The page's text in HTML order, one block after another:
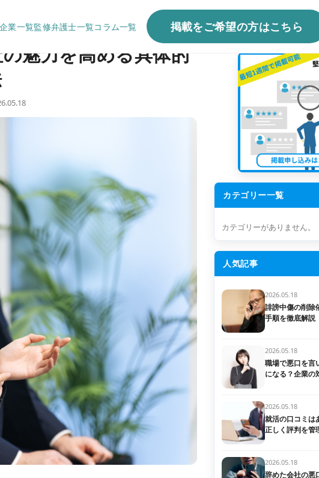
業一覧監修弁護士一覧コラム一覧 掲載をご希望の方はこちら
魅力を高める具体的
カテゴリー一覧
カテゴリーがありません。
人気記事
2026.05.18
誹謗中傷の削除
手順を徹底解説
2026.05.18
職場で悪口を言
になる？企業の
2026.05.18
就活の口コミは
正しく評判を管
2026.05.18
辞めた会社の悪